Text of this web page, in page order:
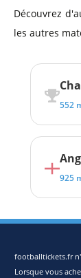
Découvrez
les autres
552
925
footballtickets.fr
Lorsque vous